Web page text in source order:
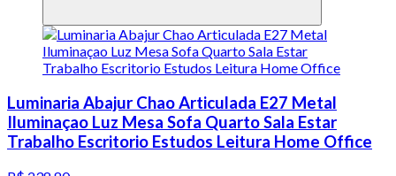
Luminaria Abajur Chao Articulada E27 Metal
Iluminaçao Luz Mesa Sofa Quarto Sala Estar
Trabalho Escritorio Estudos Leitura Home Office